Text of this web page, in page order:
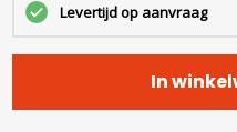
Levertijd op aanvraag
In